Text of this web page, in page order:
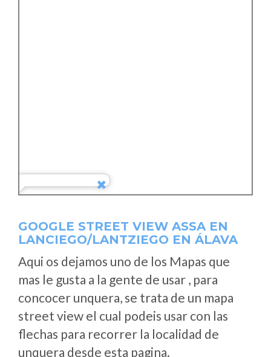
GOOGLE STREET VIEW ASSA EN
LANCIEGO/LANTZIEGO EN ÁLAVA
Aqui os dejamos uno de los Mapas que
mas le gusta a la gente de usar , para
concocer unquera, se trata de un mapa
street view el cual podeis usar con las
flechas para recorrer la localidad de
unquera desde esta pagina.